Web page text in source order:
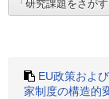
EU政策およ
家制度の構造的